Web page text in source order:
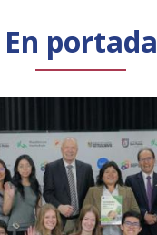
En portada